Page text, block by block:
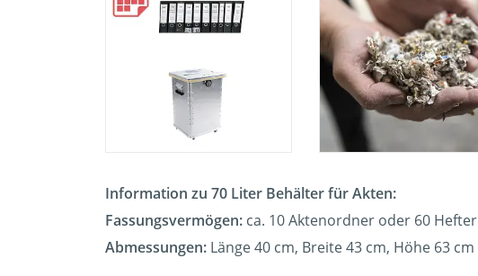
Information zu 70 Liter Behälter für Akten:
Fassungsvermögen: ca. 10 Aktenordner oder 60 Hefter
Abmessungen: Länge 40 cm, Breite 43 cm, Höhe 63 cm